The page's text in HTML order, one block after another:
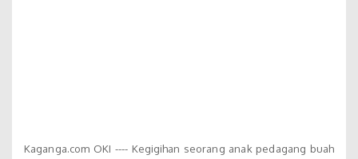
Kaganga.com OKI ---- Kegigihan seorang anak pedagang buah